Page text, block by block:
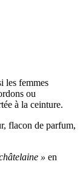
les femmes
ou
à la ceinture.
flacon de parfum,
» en